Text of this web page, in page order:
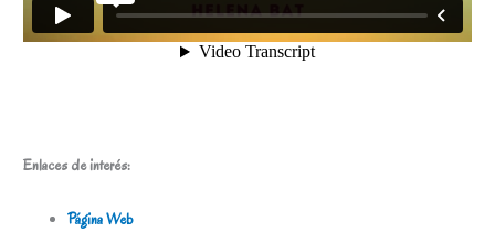
Enlaces de interés:
Página Web